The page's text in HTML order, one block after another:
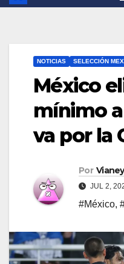
NOTICIAS SELECCIÓN
México
mínimo
va por la
Por
JUL 2,
#México,